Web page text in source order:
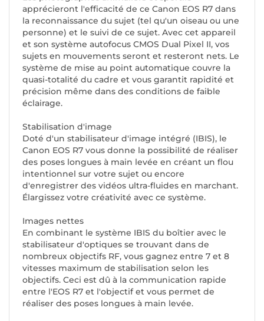
apprécieront l'efficacité de ce Canon EOS R7 dans
la reconnaissance du sujet (tel qu'un oiseau ou une
personne) et le suivi de ce sujet. Avec cet appareil
et son système autofocus CMOS Dual Pixel II, vos
sujets en mouvements seront et resteront nets. Le
système de mise au point automatique couvre la
quasi-totalité du cadre et vous garantit rapidité et
précision même dans des conditions de faible
éclairage.
Stabilisation d'image
Doté d'un stabilisateur d'image intégré (IBIS), le
Canon EOS R7 vous donne la possibilité de réaliser
des poses longues à main levée en créant un flou
intentionnel sur votre sujet ou encore
d'enregistrer des vidéos ultra-fluides en marchant.
Élargissez votre créativité avec ce système.
Images nettes
En combinant le système IBIS du boîtier avec le
stabilisateur d'optiques se trouvant dans de
nombreux objectifs RF, vous gagnez entre 7 et 8
vitesses maximum de stabilisation selon les
objectifs. Ceci est dû à la communication rapide
entre l'EOS R7 et l'objectif et vous permet de
réaliser des poses longues à main levée.